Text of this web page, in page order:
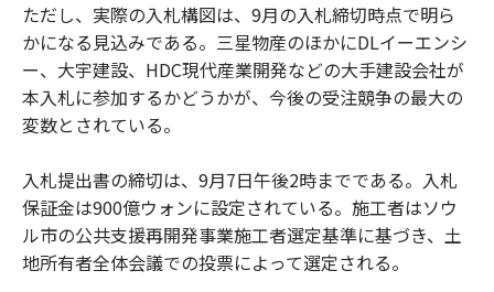
ただし、実際の入札構図は、9月の入札締切時点で明ら
かになる見込みである。三星物産のほかにDLイーエンシ
ー、大宇建設、HDC現代産業開発などの大手建設会社が
本入札に参加するかどうかが、今後の受注競争の最大の
変数とされている。
入札提出書の締切は、9月7日午後2時までである。入札
保証金は900億ウォンに設定されている。施工者はソウ
ル市の公共支援再開発事業施工者選定基準に基づき、土
地所有者全体会議での投票によって選定される。